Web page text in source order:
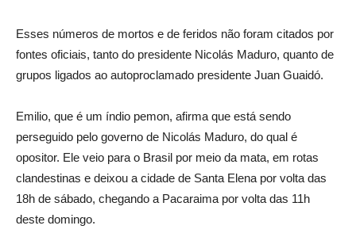
Esses números de mortos e de feridos não foram citados por
fontes oficiais, tanto do presidente Nicolás Maduro, quanto de
grupos ligados ao autoproclamado presidente Juan Guaidó.
Emilio, que é um índio pemon, afirma que está sendo
perseguido pelo governo de Nicolás Maduro, do qual é
opositor. Ele veio para o Brasil por meio da mata, em rotas
clandestinas e deixou a cidade de Santa Elena por volta das
18h de sábado, chegando a Pacaraima por volta das 11h
deste domingo.